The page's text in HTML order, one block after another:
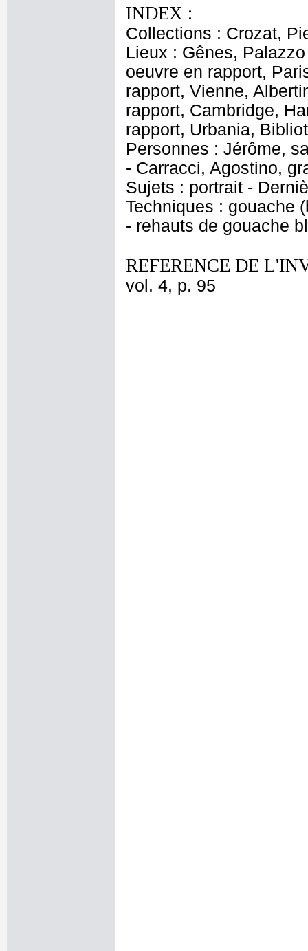
INDEX :
Collections : Crozat,
Lieux : Gênes,
oeuvre en rapport,
rapport, Vienne,
rapport, Cambridge,
rapport, Urbania,
Personnes : Jérôme,
- Carracci, Agostino,
Sujets : portrait -
Techniques : gouache
- rehauts de gouache
REFERENCE DE
vol. 4, p. 95